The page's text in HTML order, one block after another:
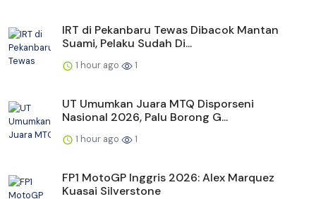
IRT di Pekanbaru Tewas Dibacok Mantan
Suami, Pelaku Sudah Di...
1 hour ago 1
UT Umumkan Juara MTQ Disporseni
Nasional 2026, Palu Borong G...
1 hour ago 1
FP1 MotoGP Inggris 2026: Alex Marquez
Kuasai Silverstone